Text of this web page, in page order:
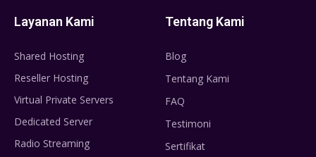
Layanan Kami
Shared Hosting
Reseller Hosting
Virtual Private Servers
Dedicated Server
Radio Streaming
Tentang Kami
Blog
Tentang Kami
FAQ
Testimoni
Sertifikat